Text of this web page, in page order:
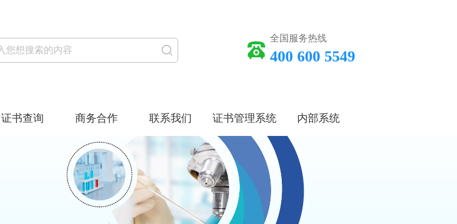
全国服务热线
400 600 5549
证书查询 商务合作 联系我们 证书管理系统 内部系统